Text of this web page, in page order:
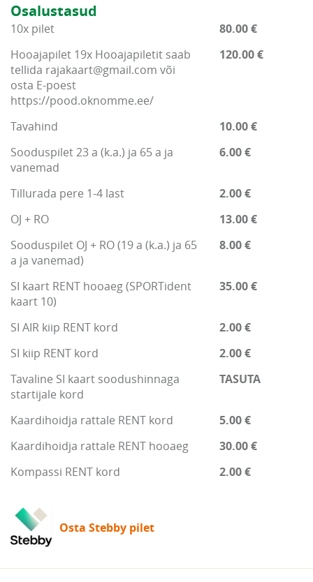
Osalustasud
10x pilet
80.00 €
Hooajapilet 19x Hooajapiletit saab
tellida rajakaart@gmail.com või
osta E-poest
https://pood.oknomme.ee/
120.00 €
Tavahind
10.00 €
Sooduspilet 23 a (k.a.) ja 65 a ja
vanemad
6.00 €
Tillurada pere 1-4 last
2.00 €
OJ + RO
13.00 €
Sooduspilet OJ + RO (19 a (k.a.) ja 65
a ja vanemad)
8.00 €
SI kaart RENT hooaeg (SPORTident
kaart 10)
35.00 €
SI AIR kiip RENT kord
2.00 €
SI kiip RENT kord
2.00 €
Tavaline SI kaart soodushinnaga
startijale kord
TASUTA
Kaardihoidja rattale RENT kord
5.00 €
Kaardihoidja rattale RENT hooaeg
30.00 €
Kompassi RENT kord
2.00 €
Osta Stebby pilet